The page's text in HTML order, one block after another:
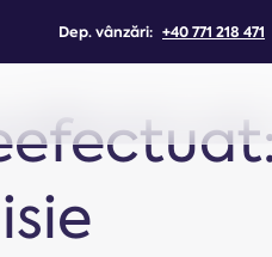
Dep. vânzări: +40 771 218 471